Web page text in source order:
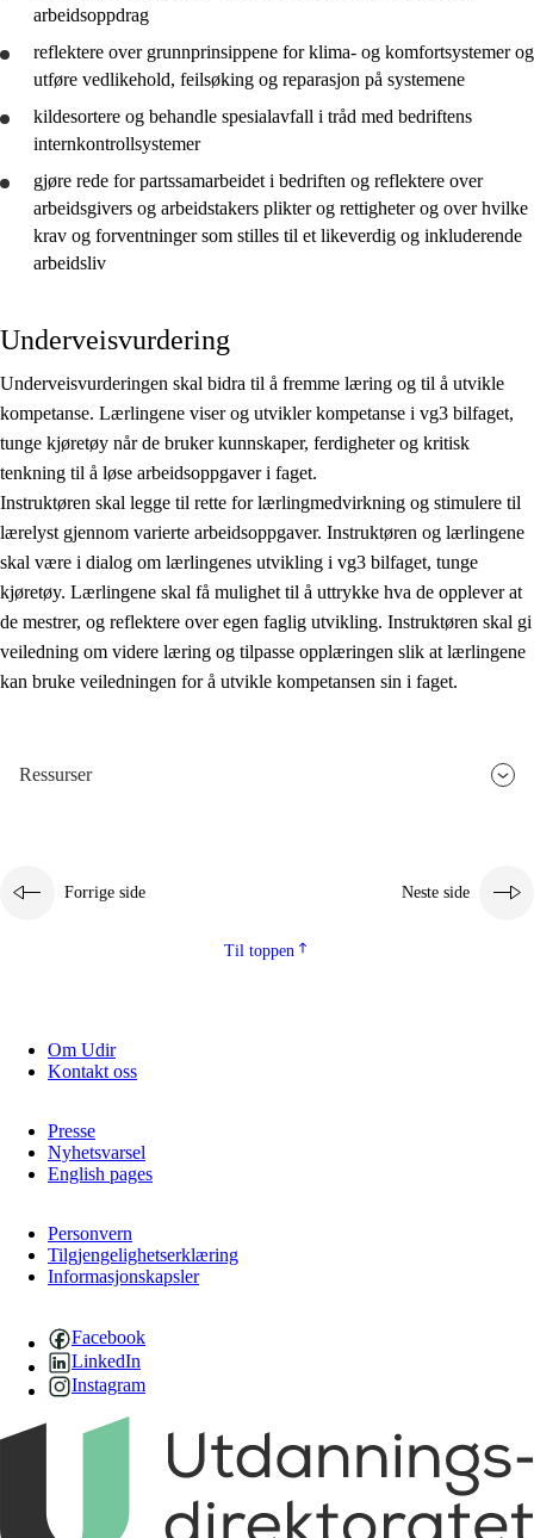
arbeidsoppdrag
reflektere over grunnprinsippene for klima- og komfortsystemer og
utføre vedlikehold, feilsøking og reparasjon på systemene
kildesortere og behandle spesialavfall i tråd med bedriftens
internkontrollsystemer
gjøre rede forpartssamarbeidet i bedriften og reflektere over
arbeidsgivers og arbeidstakers plikter og rettigheter og over hvilke
krav og forventninger som stilles til et likeverdig og inkluderende
arbeidsliv
Underveisvurdering
Underveisvurderingen skal bidra til å fremme læring og til å utvikle
kompetanse. Lærlingene viser og utvikler kompetanse i vg3 bilfaget,
tunge kjøretøy når de bruker kunnskaper, ferdigheter og kritisk
tenkning til å løse arbeidsoppgaver i faget.
Instruktøren skal legge til rette for lærlingmedvirkning og stimulere til
lærelyst gjennom varierte arbeidsoppgaver. Instruktøren og lærlingene
skal være i dialog om lærlingenes utvikling i vg3 bilfaget, tunge
kjøretøy. Lærlingene skal få mulighet til å uttrykke hva de opplever at
de mestrer, og reflektere over egen faglig utvikling. Instruktøren skal gi
veiledning om videre læring og tilpasse opplæringen slik at lærlingene
kan bruke veiledningen for å utvikle kompetansen sin i faget.
Ressurser
Forrige side Neste side
Til toppen
Om Udir
Kontakt oss
Presse
Nyhetsvarsel
English pages
Personvern
Tilgjengelighetserklæring
Informasjonskapsler
Facebook
LinkedIn
Instagram